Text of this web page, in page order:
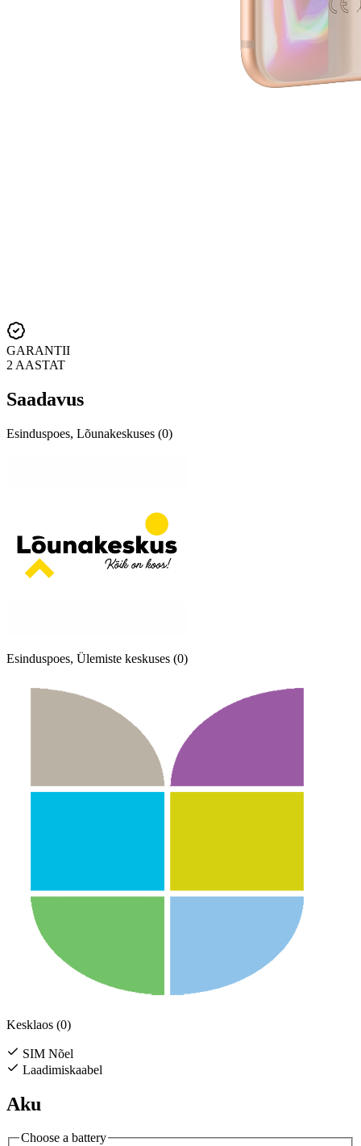
GARANTII
2 AASTAT
Saadavus
Esinduspoes, Lõunakeskuses (0)
Esinduspoes, Ülemiste keskuses (0)
Kesklaos (0)
SIM Nõel
Laadimiskaabel
Aku
Choose a battery